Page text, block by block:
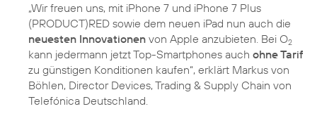
„Wir freuen uns, mit iPhone 7 und iPhone 7 Plus
(PRODUCT)RED sowie dem neuen iPad nun auch die
neuesten Innovationen von Apple anzubieten. Bei O2
kann jedermann jetzt Top-Smartphones auch ohne Tarif
zu günstigen Konditionen kaufen“, erklärt Markus von
Böhlen, Director Devices, Trading & Supply Chain von
Telefónica Deutschland.